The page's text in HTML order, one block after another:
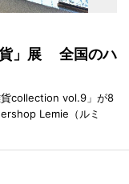
貨」展 全国のハ
貨collection vol.9」が8
Lemie（ルミ